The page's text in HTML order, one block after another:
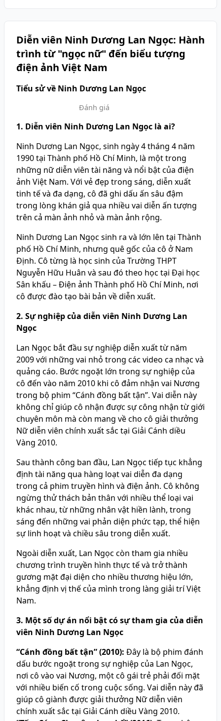
Diễn viên Ninh Dương Lan Ngọc: Hành
trình từ "ngọc nữ" đến biểu tượng
điện ảnh Việt Nam
Tiểu sử về Ninh Dương Lan Ngọc
Đánh giá
1. Diễn viên Ninh Dương Lan Ngọc là ai?
Ninh Dương Lan Ngọc, sinh ngày 4 tháng 4 năm
1990 tại Thành phố Hồ Chí Minh, là một trong
những nữ diễn viên tài năng và nổi bật của điện
ảnh Việt Nam. Với vẻ đẹp trong sáng, diễn xuất
tinh tế và đa dạng, cô đã ghi dấu ấn sâu đậm
trong lòng khán giả qua nhiều vai diễn ấn tượng
trên cả màn ảnh nhỏ và màn ảnh rộng.
Ninh Dương Lan Ngọc sinh ra và lớn lên tại Thành
phố Hồ Chí Minh, nhưng quê gốc của cô ở Nam
Định. Cô từng là học sinh của Trường THPT
Nguyễn Hữu Huân và sau đó theo học tại Đại học
Sân khấu – Điện ảnh Thành phố Hồ Chí Minh, nơi
cô được đào tạo bài bản về diễn xuất.
2. Sự nghiệp của diễn viên Ninh Dương Lan
Ngọc
Lan Ngọc bắt đầu sự nghiệp diễn xuất từ năm
2009 với những vai nhỏ trong các video ca nhạc và
quảng cáo. Bước ngoặt lớn trong sự nghiệp của
cô đến vào năm 2010 khi cô đảm nhận vai Nương
trong bộ phim “Cánh đồng bất tận”. Vai diễn này
không chỉ giúp cô nhận được sự công nhận từ giới
chuyên môn mà còn mang về cho cô giải thưởng
Nữ diễn viên chính xuất sắc tại Giải Cánh diều
Vàng 2010.
Sau thành công ban đầu, Lan Ngọc tiếp tục khẳng
định tài năng qua hàng loạt vai diễn đa dạng
trong cả phim truyền hình và điện ảnh. Cô không
ngừng thử thách bản thân với nhiều thể loại vai
khác nhau, từ những nhân vật hiền lành, trong
sáng đến những vai phản diện phức tạp, thể hiện
sự linh hoạt và chiều sâu trong diễn xuất.
Ngoài diễn xuất, Lan Ngọc còn tham gia nhiều
chương trình truyền hình thực tế và trở thành
gương mặt đại diện cho nhiều thương hiệu lớn,
khẳng định vị thế của mình trong làng giải trí Việt
Nam.
3. Một số dự án nổi bật có sự tham gia của diễn
viên Ninh Dương Lan Ngọc
“Cánh đồng bất tận” (2010): Đây là bộ phim đánh
dấu bước ngoặt trong sự nghiệp của Lan Ngọc,
nơi cô vào vai Nương, một cô gái trẻ phải đối mặt
với nhiều biến cố trong cuộc sống. Vai diễn này đã
giúp cô giành được giải thưởng Nữ diễn viên
chính xuất sắc tại Giải Cánh diều Vàng 2010.